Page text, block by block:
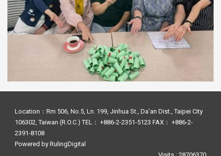
Location：Rm 506, No.5, Ln. 199, Jinhua St., Da’an Dist., Taipei City
106302, Taiwan (R.O.C.) TEL： +886-2-2351-5123 FAX： +886-2-
2391-8108
Powered by RulingDigital